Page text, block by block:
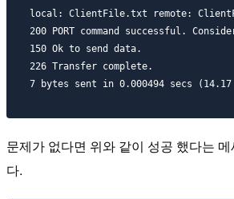
local: ClientFile.txt remote:
200 PORT command successful.
150 Ok to send data.
226 Transfer complete.
문제가 없다면 위와 같이 성공 했다는
다.